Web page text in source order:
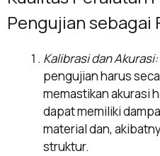
Pengujian sebagai
Kalibrasi dan Akurasi:
pengujian harus
memastikan akurasi
dapat memiliki
material dan,
struktur.